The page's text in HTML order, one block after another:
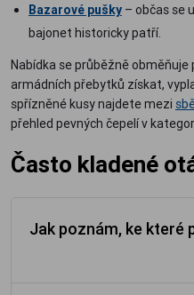
Bazarové pušky – občas se
bajonet historicky patří.
Nabídka se průběžně obměňuje
armádních přebytků získat,
spřízněné kusy najdete mezi
přehled pevných čepelí v
Často kladené
Jak poznám, ke které